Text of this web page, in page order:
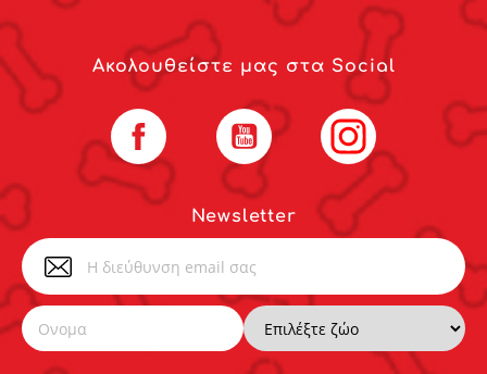
Newsletter
Ακολουθείστε μας στα Social
Facebook YouTube Instagram